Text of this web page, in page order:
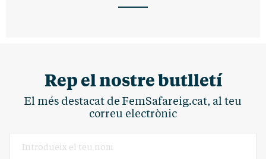
Rep el nostre butlletí
El més destacat de FemSafareig.cat, al teu
correu electrònic